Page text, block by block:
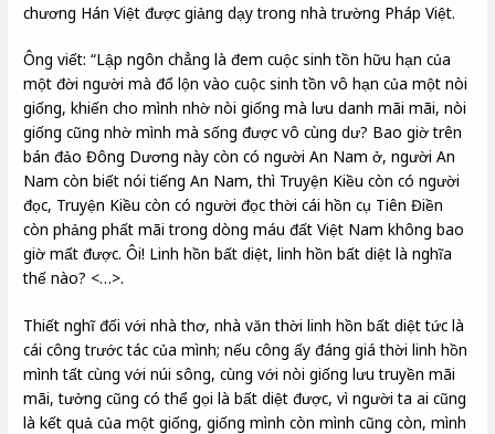
chương Hán Việt được giảng dạy trong nhà trường Pháp Việt.
Ông viết: “Lập ngôn chẳng là đem cuộc sinh tồn hữu hạn của
một đời người mà đổ lộn vào cuộc sinh tồn vô hạn của một nòi
giống, khiến cho mình nhờ nòi giống mà lưu danh mãi mãi, nòi
giống cũng nhờ mình mà sống được vô cùng dư? Bao giờ trên
bán đảo Đông Dương này còn có người An Nam ở, người An
Nam còn biết nói tiếng An Nam, thì Truyện Kiều còn có người
đọc, Truyện Kiều còn có người đọc thời cái hồn cụ Tiên Điền
còn phảng phất mãi trong dòng máu đất Việt Nam không bao
giờ mất được. Ôi! Linh hồn bất diệt, linh hồn bất diệt là nghĩa
thế nào? <…>.
Thiết nghĩ đối với nhà thơ, nhà văn thời linh hồn bất diệt tức là
cái công trước tác của mình; nếu công ấy đáng giá thời linh hồn
mình tất cùng với núi sông, cùng với nòi giống lưu truyền mãi
mãi, tưởng cũng có thể gọi là bất diệt được, vì người ta ai cũng
là kết quả của một giống, giống mình còn mình cũng còn, mình